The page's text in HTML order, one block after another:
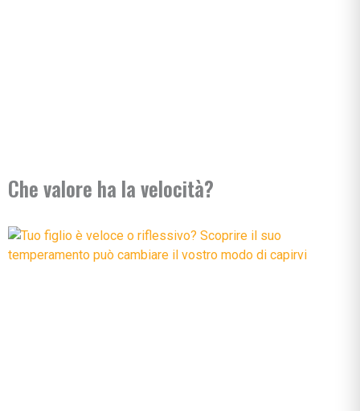
Che valore ha la velocità?